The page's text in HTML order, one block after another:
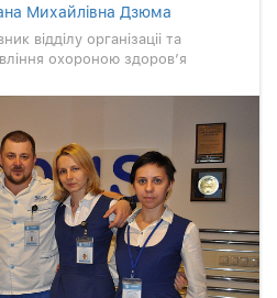
Михайлiвна Дзюма
вiддiлу органiзацii та
охороною здоров’я